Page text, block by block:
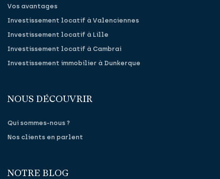
Vos avantages
Investissement locatif à Valenciennes
Investissement locatif à Lille
Investissement locatif à Cambrai
Investissement immobilier à Dunkerque
NOUS DÉCOUVRIR
Qui sommes-nous ?
Nos clients en parlent
NOTRE BLOG